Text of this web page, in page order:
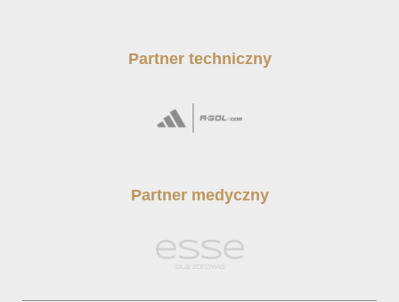
Partner techniczny
Partner medyczny